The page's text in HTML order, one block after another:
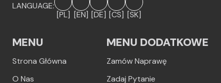
LANGUAGE:
[PL] [EN] [DE] [CS] [SK]
MENU
Strona Główna
O Nas
MENU DODATKOWE
Zamów Naprawę
Zadaj Pytanie